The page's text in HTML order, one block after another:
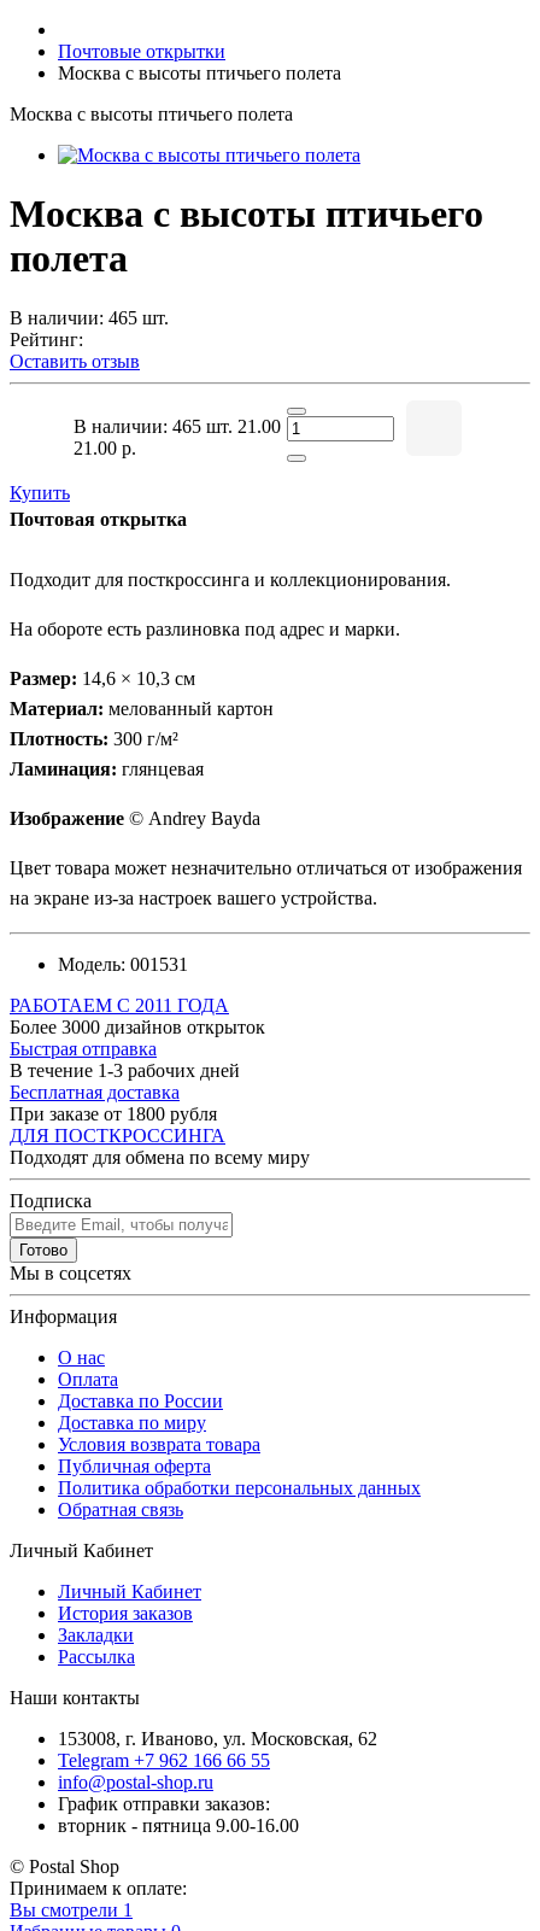
Почтовые открытки
Москва с высоты птичьего полета
Москва с высоты птичьего полета
Москва с высоты птичьего
полета
В наличии: 465 шт.
Рейтинг:
Оставить отзыв
В наличии: 465 шт. 21.00
21.00 р.
Купить
Почтовая открытка
Подходит для посткроссинга и коллекционирования.
На обороте есть разлиновка под адрес и марки.
Размер: 14,6 × 10,3 см
Материал: мелованный картон
Плотность: 300 г/м²
Ламинация: глянцевая
Изображение © Andrey Bayda
Цвет товара может незначительно отличаться от изображения
на экране из-за настроек вашего устройства.
Модель: 001531
РАБОТАЕМ С 2011 ГОДА
Более 3000 дизайнов открыток
Быстрая отправка
В течение 1-3 рабочих дней
Бесплатная доставка
При заказе от 1800 рубля
ДЛЯ ПОСТКРОССИНГА
Подходят для обмена по всему миру
Подписка
Готово
Мы в соцсетях
Информация
О нас
Оплата
Доставка по России
Доставка по миру
Условия возврата товара
Публичная оферта
Политика обработки персональных данных
Обратная связь
Личный Кабинет
Личный Кабинет
История заказов
Закладки
Рассылка
Наши контакты
153008, г. Иваново, ул. Московская, 62
Telegram +7 962 166 66 55
info@postal-shop.ru
График отправки заказов:
вторник - пятница 9.00-16.00
© Postal Shop
Принимаем к оплате:
Вы смотрели 1